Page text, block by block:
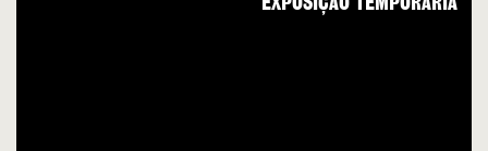
EXPOSIÇÃO TEMPORÁRIA